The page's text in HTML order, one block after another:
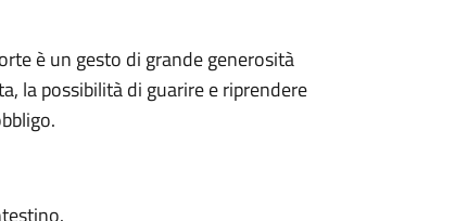
è un gesto di grande generosità
la possibilità di guarire e riprendere